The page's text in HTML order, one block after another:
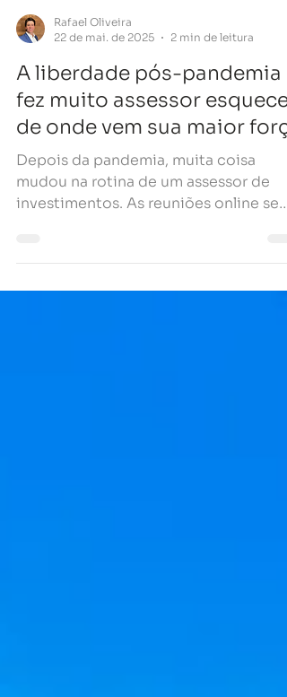
Rafael Oliveira
22 de mai. de 2025
2 min de leitura
A liberdade pós-pandemia
fez muito assessor esquecer
de onde vem sua maior
Depois da pandemia, muita coisa
tornaram comuns, o contato à...